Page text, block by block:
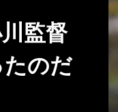
監督
たのだ